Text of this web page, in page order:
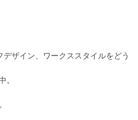
ザイン、ワークススタイルをどう
。